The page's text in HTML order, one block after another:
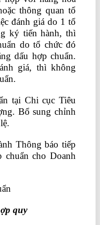
thông quan tổ
đánh giá do 1 tổ
ký tiến hành, thì
do tổ chức đó
dấu hợp chuẩn.
giá, thì không
tại Chi cục Tiêu
Bổ sung chỉnh
Thông báo tiếp
chuẩn cho Doanh
quy